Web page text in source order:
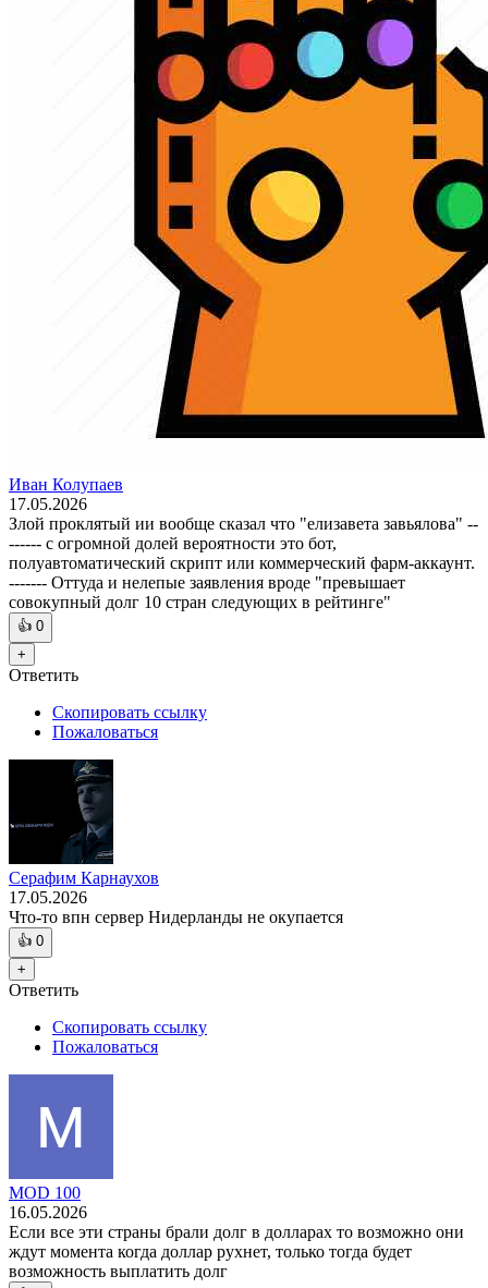
Иван Колупаев
17.05.2026
Злой проклятый ии вообще сказал что "елизавета завьялова" --
------ с огромной долей вероятности это бот,
полуавтоматический скрипт или коммерческий фарм-аккаунт.
------- Оттуда и нелепые заявления вроде "превышает
совокупный долг 10 стран следующих в рейтинге"
👍 0
+
Ответить
Скопировать ссылку
Пожаловаться
Серафим Карнаухов
17.05.2026
Что-то впн сервер Нидерланды не окупается
👍 0
+
Ответить
Скопировать ссылку
Пожаловаться
MOD 100
16.05.2026
Если все эти страны брали долг в долларах то возможно они
ждут момента когда доллар рухнет, только тогда будет
возможность выплатить долг